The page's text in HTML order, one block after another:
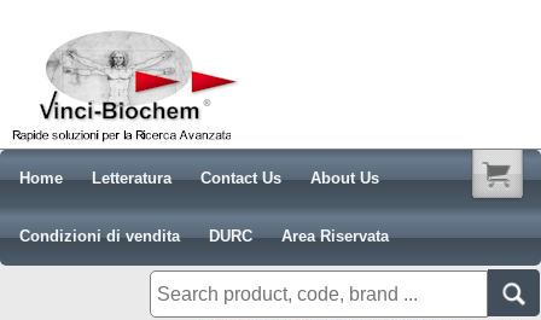
Home Letteratura Contact Us About Us
Condizioni di vendita DURC Area Riservata